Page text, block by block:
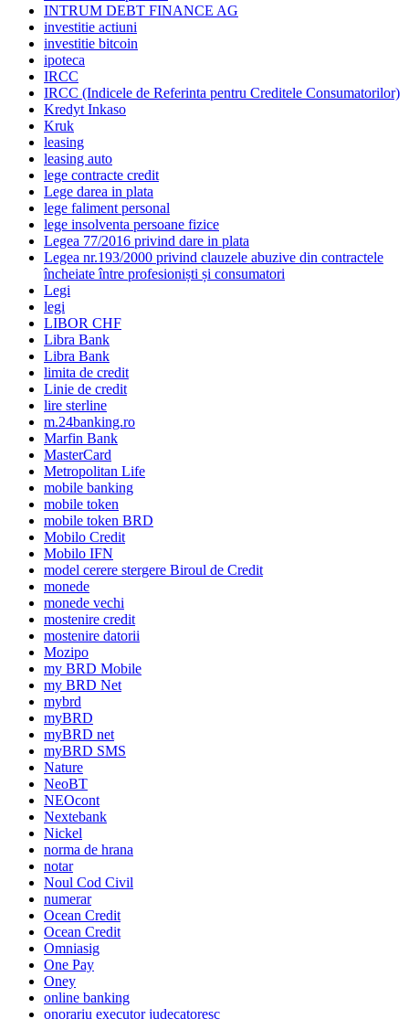
INTRUM DEBT FINANCE AG
investitie actiuni
investitie bitcoin
ipoteca
IRCC
IRCC (Indicele de Referinta pentru Creditele Consumatorilor)
Kredyt Inkaso
Kruk
leasing
leasing auto
lege contracte credit
Lege darea in plata
lege faliment personal
lege insolventa persoane fizice
Legea 77/2016 privind dare in plata
Legea nr.193/2000 privind clauzele abuzive din contractele
încheiate între profesioniști și consumatori
Legi
legi
LIBOR CHF
Libra Bank
Libra Bank
limita de credit
Linie de credit
lire sterline
m.24banking.ro
Marfin Bank
MasterCard
Metropolitan Life
mobile banking
mobile token
mobile token BRD
Mobilo Credit
Mobilo IFN
model cerere stergere Biroul de Credit
monede
monede vechi
mostenire credit
mostenire datorii
Mozipo
my BRD Mobile
my BRD Net
mybrd
myBRD
myBRD net
myBRD SMS
Nature
NeoBT
NEOcont
Nextebank
Nickel
norma de hrana
notar
Noul Cod Civil
numerar
Ocean Credit
Ocean Credit
Omniasig
One Pay
Oney
online banking
onorariu executor judecatoresc